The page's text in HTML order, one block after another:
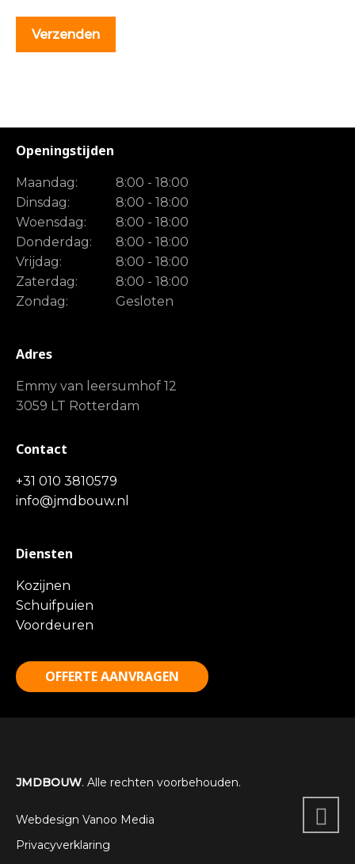
Openingstijden
Maandag:
8:00 - 18:00
Dinsdag:
8:00 - 18:00
Woensdag:
8:00 - 18:00
Donderdag:
8:00 - 18:00
Vrijdag:
8:00 - 18:00
Zaterdag:
8:00 - 18:00
Zondag:
Gesloten
Adres
Emmy van leersumhof 12
3059 LT Rotterdam
Contact
+31 010 3810579
info@jmdbouw.nl
Diensten
Kozijnen
Schuifpuien
Voordeuren
OFFERTE AANVRAGEN
JMDBOUW. Alle rechten voorbehouden.
Webdesign Vanoo Media
Privacyverklaring